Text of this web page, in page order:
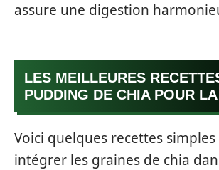
assure une digestion
LES MEILLEURES
PUDDING DE CHIA POUR
Voici quelques recettes
intégrer les graines de chia